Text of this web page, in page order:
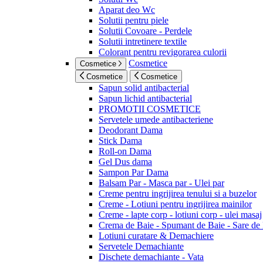
Aparat deo Wc
Solutii pentru piele
Solutii Covoare - Perdele
Solutii intretinere textile
Colorant pentru revigorarea culorii
Cosmetice Cosmetice
Cosmetice Cosmetice
Sapun solid antibacterial
Sapun lichid antibacterial
PROMOTII COSMETICE
Servetele umede antibacteriene
Deodorant Dama
Stick Dama
Roll-on Dama
Gel Dus dama
Sampon Par Dama
Balsam Par - Masca par - Ulei par
Creme pentru ingrijirea tenului si a buzelor
Creme - Lotiuni pentru ingrijirea mainilor
Creme - lapte corp - lotiuni corp - ulei masaj
Crema de Baie - Spumant de Baie - Sare de
Lotiuni curatare & Demachiere
Servetele Demachiante
Dischete demachiante - Vata